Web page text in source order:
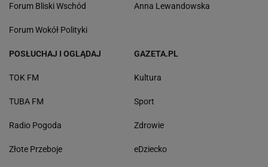
Forum Bliski Wschód
Forum Wokół Polityki
Anna Lewandowska
POSŁUCHAJ I OGLĄDAJ
TOK FM
TUBA FM
Radio Pogoda
Złote Przeboje
GAZETA.PL
Kultura
Sport
Zdrowie
eDziecko